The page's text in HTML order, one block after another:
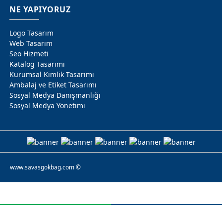
NE YAPIYORUZ
Logo Tasarım
Web Tasarım
Seo Hizmeti
Katalog Tasarımı
Kurumsal Kimlik Tasarımı
Ambalaj ve Etiket Tasarımı
Sosyal Medya Danışmanlığı
Sosyal Medya Yönetimi
www.savasgokbag.com ©